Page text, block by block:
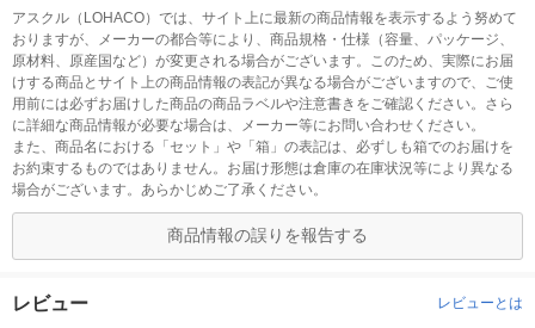
アスクル（LOHACO）では、サイト上に最新の商品情報を表示するよう努めて
おりますが、メーカーの都合等により、商品規格・仕様（容量、パッケージ、
原材料、原産国など）が変更される場合がございます。このため、実際にお届
けする商品とサイト上の商品情報の表記が異なる場合がございますので、ご使
用前には必ずお届けした商品の商品ラベルや注意書きをご確認ください。さら
に詳細な商品情報が必要な場合は、メーカー等にお問い合わせください。
また、商品名における「セット」や「箱」の表記は、必ずしも箱でのお届けを
お約束するものではありません。お届け形態は倉庫の在庫状況等により異なる
場合がございます。あらかじめご了承ください。
商品情報の誤りを報告する
レビュー レビューとは